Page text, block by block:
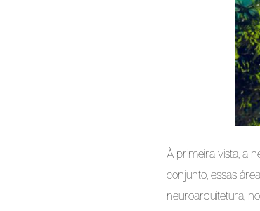
À primeira vista, a
conjunto, essas
neuroarquitetura,